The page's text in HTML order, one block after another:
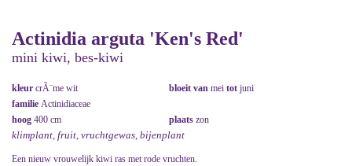
Actinidia arguta 'Ken's Red'
mini kiwi, bes-kiwi
kleur crÃ¨me wit bloeit van mei tot juni
familie Actinidiaceae
hoog 400 cm plaats zon
klimplant, fruit, vruchtgewas, bijenplant
Een nieuw vrouwelijk kiwi ras met rode vruchten.